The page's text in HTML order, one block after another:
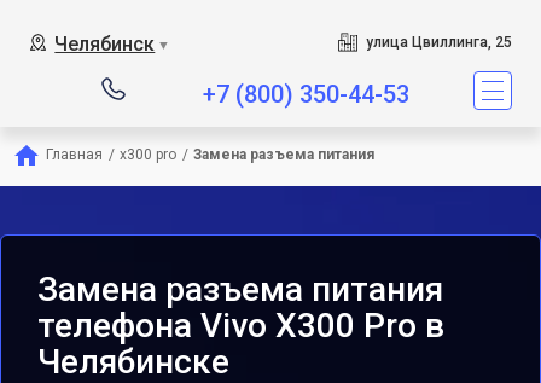
Челябинск ▼ улица Цвиллинга, 25
+7 (800) 350-44-53
Главная / x300 pro / Замена разъема питания
Замена разъема питания
телефона Vivo X300 Pro в
Челябинске